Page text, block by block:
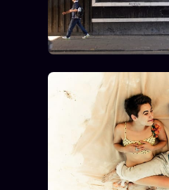
Archives SMK26 TRANSM.
SMK Manifeste
Gossip Pacte
Infofiction
Prophétie confirmée